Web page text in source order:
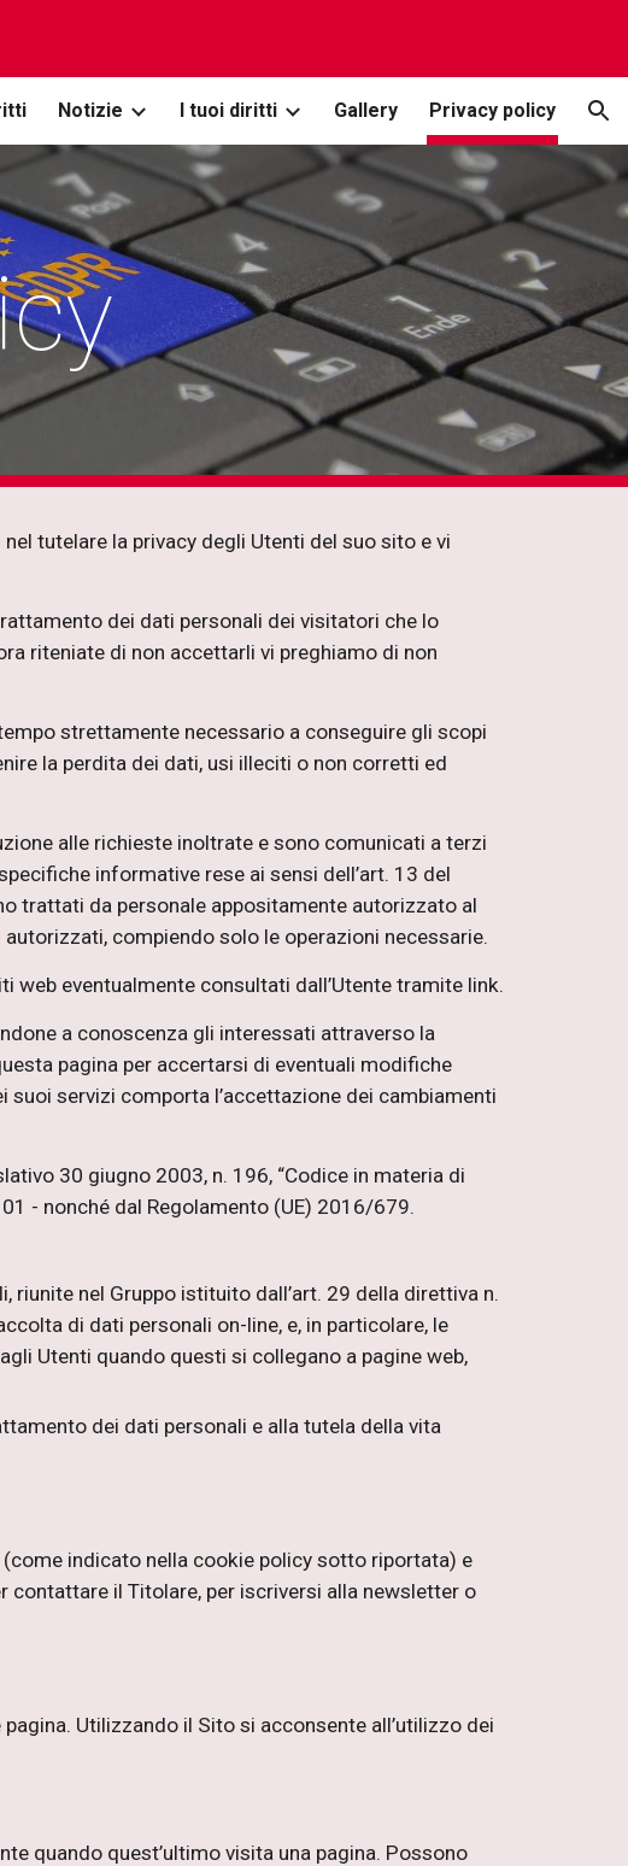
Notizie I tuoi diritti Gallery Privacy policy
nel tutelare la privacy degli Utenti del suo sito e vi
dei dati personali dei visitatori che lo
riteniate di non accettarli vi preghiamo di non
strettamente necessario a conseguire gli scopi
la perdita dei dati, usi illeciti o non corretti ed
alle richieste inoltrate e sono comunicati a terzi
informative rese ai sensi dell’art. 13 del
trattati da personale appositamente autorizzato al
compiendo solo le operazioni necessarie.
web eventualmente consultati dall’Utente tramite link.
a conoscenza gli interessati attraverso la
pagina per accertarsi di eventuali modifiche
suoi servizi comporta l’accettazione dei cambiamenti
30 giugno 2003, n. 196, “Codice in materia di
- nonché dal Regolamento (UE) 2016/679.
nel Gruppo istituito dall’art. 29 della direttiva n.
di dati personali on-line, e, in particolare, le
Utenti quando questi si collegano a pagine web,
dei dati personali e alla tutela della vita
indicato nella cookie policy sotto riportata) e
contattare il Titolare, per iscriversi alla newsletter o
Utilizzando il Sito si acconsente all’utilizzo dei
quando quest’ultimo visita una pagina. Possono